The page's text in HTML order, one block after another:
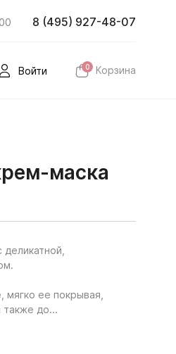
8 (495) 927-48-07
Войти 0 Корзина
маска
деликатной,
мягко ее покрывая,
также до...